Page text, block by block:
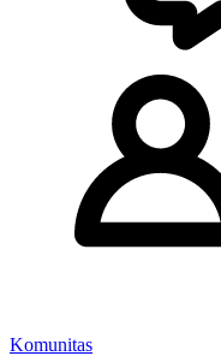
Komunitas